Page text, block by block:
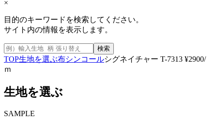
×
目的のキーワードを検索してください。
サイト内の情報を表示します。
検索
TOP生地を選ぶ布シンコールシグネイチャー T-7313 ¥2900/
ｍ
生地を選ぶ
SAMPLE